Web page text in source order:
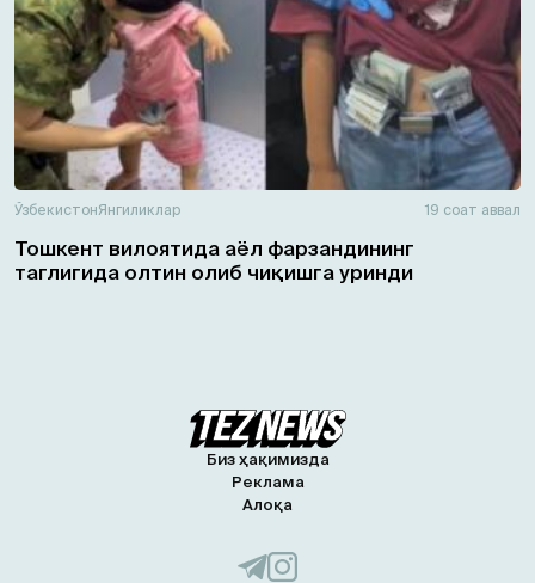
ЎзбекистонЯнгиликлар 19 соат аввал
Тошкент вилоятида аёл фарзандининг
таглигида олтин олиб чиқишга уринди
Биз ҳақимизда
Реклама
Алоқа